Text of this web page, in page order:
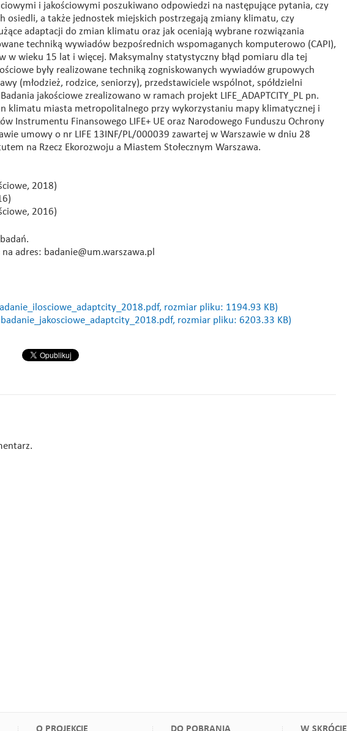
i jakościowymi poszukiwano odpowiedzi na następujące pytania, czy
osiedli, a także jednostek miejskich postrzegają zmiany klimatu, czy
adaptacji do zmian klimatu oraz jak oceniają wybrane rozwiązania
techniką wywiadów bezpośrednich wspomaganych komputerowo (CAPI),
w wieku 15 lat i więcej. Maksymalny statystyczny błąd pomiaru dla tej
były realizowane techniką zogniskowanych wywiadów grupowych
(młodzież, rodzice, seniorzy), przedstawiciele wspólnot, spółdzielni
jakościowe zrealizowano w ramach projekt LIFE_ADAPTCITY_PL pn.
klimatu miasta metropolitalnego przy wykorzystaniu mapy klimatycznej i
Instrumentu Finansowego LIFE+ UE oraz Narodowego Funduszu Ochrony
umowy o nr LIFE 13INF/PL/000039 zawartej w Warszawie w dniu 28
na Rzecz Ekorozwoju a Miastem Stołecznym Warszawa.
2018)
2016)
adres: badanie@um.warszawa.pl
rozmiar pliku: 1194.93 KB)
rozmiar pliku: 6203.33 KB)